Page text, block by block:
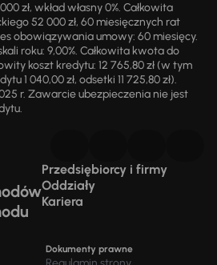
zł, wkład własny 0%. Całkowita
52 000 zł, 60 miesięcznych rat
obowiązywania umowy: 60 miesięcy.
roku: 9,00%. Całkowita kwota do
koszt kredytu: 12 765,80 zł (w tym
1 040,00 zł, odsetki 11 725,80 zł).
r. Zawarcie ubezpieczenia nie jest
Przedsiębiorcy i firmy
Oddziały
Kariera
Dokumenty prawne